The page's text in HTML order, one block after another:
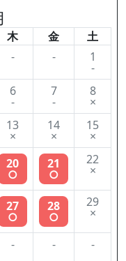
木 金
土
- - 1
-
6
-
7
-
8
×
13
×
14
×
15
×
20
○
21
○
22
×
27
○
28
○
29
×
- - -